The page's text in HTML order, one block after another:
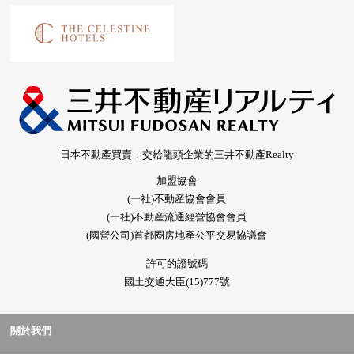
日本不動產買賣，交給龍頭企業的三井不動產Realty
加盟協會
(一社)不動産協會會員
(一社)不動産流通經營協會會員
(國營公司)首都圈房地產公平交易協議會
許可的證號碼
國土交通大臣(15)777號
關於我們